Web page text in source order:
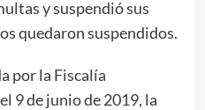
y suspendió sus
quedaron suspendidos.
por la Fiscalía
9 de junio de 2019, la